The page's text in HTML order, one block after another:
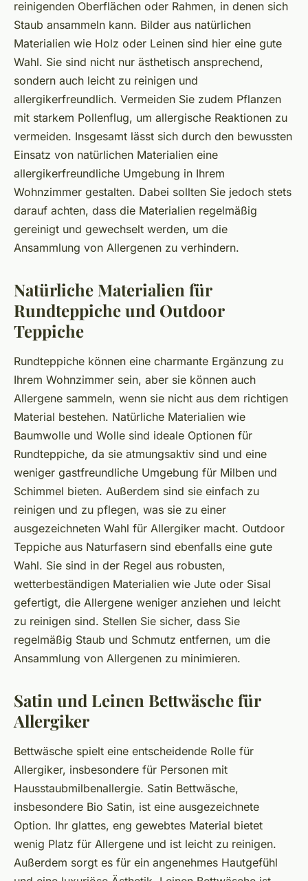
reinigenden Oberflächen oder Rahmen, in denen sich
Staub ansammeln kann. Bilder aus natürlichen
Materialien wie Holz oder Leinen sind hier eine gute
Wahl. Sie sind nicht nur ästhetisch ansprechend,
sondern auch leicht zu reinigen und
allergikerfreundlich. Vermeiden Sie zudem Pflanzen
mit starkem Pollenflug, um allergische Reaktionen zu
vermeiden. Insgesamt lässt sich durch den bewussten
Einsatz von natürlichen Materialien eine
allergikerfreundliche Umgebung in Ihrem
Wohnzimmer gestalten. Dabei sollten Sie jedoch stets
darauf achten, dass die Materialien regelmäßig
gereinigt und gewechselt werden, um die
Ansammlung von Allergenen zu verhindern.
Natürliche Materialien für
Rundteppiche und Outdoor
Teppiche
Rundteppiche können eine charmante Ergänzung zu
Ihrem Wohnzimmer sein, aber sie können auch
Allergene sammeln, wenn sie nicht aus dem richtigen
Material bestehen. Natürliche Materialien wie
Baumwolle und Wolle sind ideale Optionen für
Rundteppiche, da sie atmungsaktiv sind und eine
weniger gastfreundliche Umgebung für Milben und
Schimmel bieten. Außerdem sind sie einfach zu
reinigen und zu pflegen, was sie zu einer
ausgezeichneten Wahl für Allergiker macht. Outdoor
Teppiche aus Naturfasern sind ebenfalls eine gute
Wahl. Sie sind in der Regel aus robusten,
wetterbeständigen Materialien wie Jute oder Sisal
gefertigt, die Allergene weniger anziehen und leicht
zu reinigen sind. Stellen Sie sicher, dass Sie
regelmäßig Staub und Schmutz entfernen, um die
Ansammlung von Allergenen zu minimieren.
Satin und Leinen Bettwäsche für
Allergiker
Bettwäsche spielt eine entscheidende Rolle für
Allergiker, insbesondere für Personen mit
Hausstaubmilbenallergie. Satin Bettwäsche,
insbesondere Bio Satin, ist eine ausgezeichnete
Option. Ihr glattes, eng gewebtes Material bietet
wenig Platz für Allergene und ist leicht zu reinigen.
Außerdem sorgt es für ein angenehmes Hautgefühl